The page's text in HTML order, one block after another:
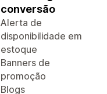
conversão
Alerta de
disponibilidade em
estoque
Banners de
promoção
Blogs